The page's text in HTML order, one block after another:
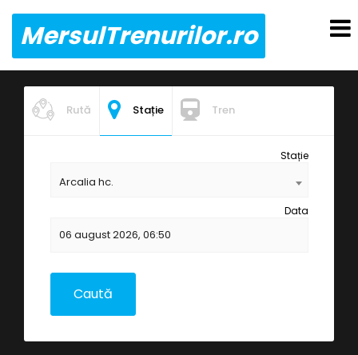
MersulTrenurilor.ro
Rută Stație Tren
Stație
Arcalia hc.
Data